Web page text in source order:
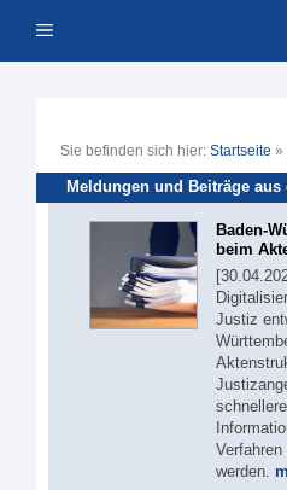
Inhalt Menü
Sie befinden sich hier: Startseite »
Meldungen und Beiträge aus
Baden-
beim
Justiz
werden.